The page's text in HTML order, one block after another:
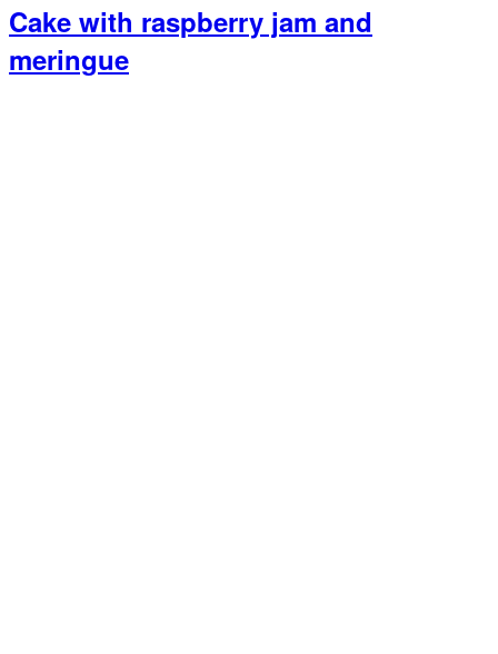
Cake with raspberry jam and
meringue